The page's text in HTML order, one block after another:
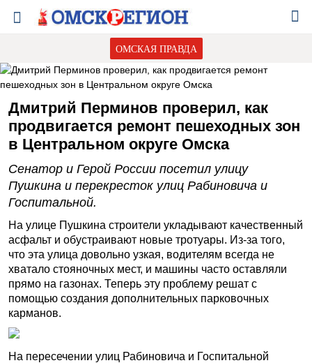
ОМСКАЯ ПРАВДА
Дмитрий Перминов проверил, как
продвигается ремонт пешеходных зон
в Центральном округе Омска
Сенатор и Герой России посетил улицу
Пушкина и перекресток улиц Рабиновича и
Госпитальной.
На улице Пушкина строители укладывают качественный
асфальт и обустраивают новые тротуары. Из-за того,
что эта улица довольно узкая, водителям всегда не
хватало стояночных мест, и машины часто оставляли
прямо на газонах. Теперь эту проблему решат с
помощью создания дополнительных парковочных
карманов.
На пересечении улиц Рабиновича и Госпитальной